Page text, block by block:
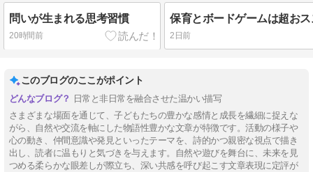
問いが生まれる思考習慣
20時間前 2日前
このブログのここがポイント
日常と非日常を融合させた温かい描写
さまざまな場面を通じて、子どもたちの豊かな感情と成長を繊細に捉えな
がら、自然や交流を軸にした物語性豊かな文章が特徴です。活動の様子や
心の動き、仲間意識や発見といったテーマを、詩的かつ親密な視点で描き
出し、読者に温もりと気づきを与えます。自然や遊びを舞台に、未来を見
つめる柔らかな眼差しが際立ち、深い共感を呼び起こす文章表現に定評が